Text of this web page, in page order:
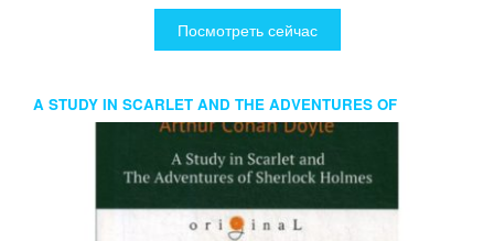
Посмотреть сейчас
A STUDY IN SCARLET AND THE ADVENTURES OF
SHERLOCK HOLMES: НА АНГЛ.ЯЗ. DOYLE A.C.